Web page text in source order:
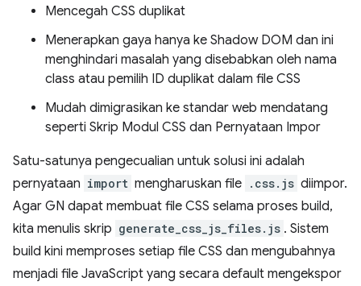
Mencegah CSS duplikat
Menerapkan gaya hanya ke Shadow DOM dan ini
menghindari masalah yang disebabkan oleh nama
class atau pemilih ID duplikat dalam file CSS
Mudah dimigrasikan ke standar web mendatang
seperti Skrip Modul CSS dan Pernyataan Impor
Satu-satunya pengecualian untuk solusi ini adalah
pernyataan import mengharuskan file .css.js diimpor.
Agar GN dapat membuat file CSS selama proses build,
kita menulis skrip generate_css_js_files.js . Sistem
build kini memproses setiap file CSS dan mengubahnya
menjadi file JavaScript yang secara default mengekspor